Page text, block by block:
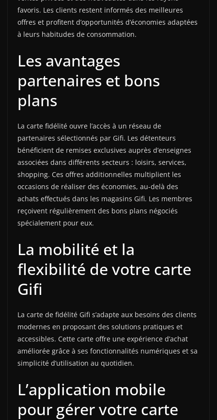
favoris. Les clients restent informés des meilleures
offres et profitent d’opportunités d’économies adaptées
à leurs habitudes de consommation.
Les avantages
partenaires et bons
plans
La carte fidélité ouvre l’accès à un réseau de
partenaires sélectionnés par Gifi. Les détenteurs
bénéficient de remises exclusives auprès d’enseignes
associées dans différents secteurs : loisirs, services,
shopping. Ces offres additionnelles multiplient les
occasions de réaliser des économies, au-delà des
achats effectués dans les magasins Gifi. Les membres
reçoivent régulièrement des bons plans négociés
spécialement pour eux.
La mobilité et la
flexibilité de votre carte
Gifi
La carte de fidélité Gifi s’adapte aux besoins des clients
modernes en proposant des solutions pratiques et
accessibles. Cette carte offre une expérience d’achat
améliorée grâce à ses fonctionnalités numériques et sa
simplicité d’utilisation au quotidien.
L’application mobile
pour gérer votre carte